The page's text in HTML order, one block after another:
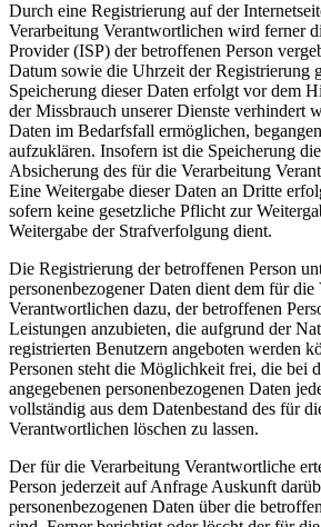
Durch eine Registrierung auf der
Verarbeitung Verantwortlichen wird ferner
Provider (ISP) der betroffenen Person
Datum sowie die Uhrzeit der Registrierung
Speicherung dieser Daten erfolgt vor dem
der Missbrauch unserer Dienste verhindert
Daten im Bedarfsfall ermöglichen,
aufzuklären. Insofern ist die Speicherung
Absicherung des für die Verarbeitung
Eine Weitergabe dieser Daten an Dritte
sofern keine gesetzliche Pflicht zur
Weitergabe der Strafverfolgung dient.
Die Registrierung der betroffenen Person
personenbezogener Daten dient dem für die
Verantwortlichen dazu, der betroffenen
Leistungen anzubieten, die aufgrund der
registrierten Benutzern angeboten werden
Personen steht die Möglichkeit frei, die bei
angegebenen personenbezogenen Daten
vollständig aus dem Datenbestand des für
Verantwortlichen löschen zu lassen.
Der für die Verarbeitung Verantwortliche
Person jederzeit auf Anfrage Auskunft
personenbezogenen Daten über die